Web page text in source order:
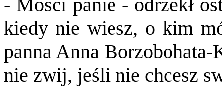
- Mości panie - odrzekł
kiedy nie wiesz, o kim
panna Anna
nie zwij, jeśli nie chcesz